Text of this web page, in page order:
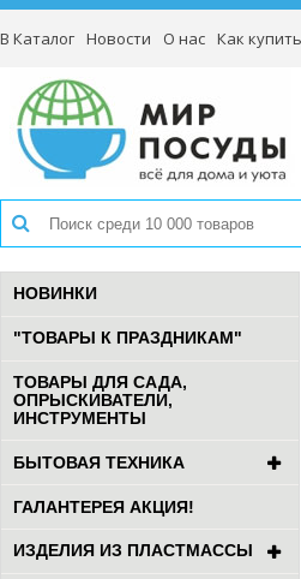
В Каталог Новости О нас Как
НОВИНКИ
"ТОВАРЫ К ПРАЗДНИКАМ"
ТОВАРЫ ДЛЯ САДА,
ОПРЫСКИВАТЕЛИ,
ИНСТРУМЕНТЫ
БЫТОВАЯ ТЕХНИКА
ГАЛАНТЕРЕЯ АКЦИЯ!
ИЗДЕЛИЯ ИЗ ПЛАСТМАССЫ